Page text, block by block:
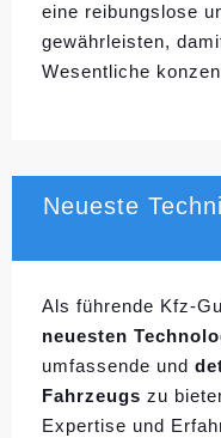
eine reibungslose
gewährleisten,
Wesentliche
Neueste
Als führende Kfz-
neuesten
umfassende und
Fahrzeugs zu
Expertise und